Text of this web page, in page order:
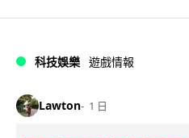
科技娛樂 遊戲情報
Lawton 1 日